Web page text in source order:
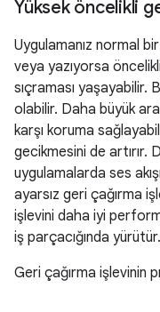
Yüksek öncelikli
Uygulamanız normal
veya yazıyorsa
sıçraması yaşayabilir.
olabilir. Daha büyük
karşı koruma
gecikmesini de artırır.
uygulamalarda ses
ayarsız geri çağırma
işlevini daha iyi
iş parçacığında yürütür.
Geri çağırma işlevinin